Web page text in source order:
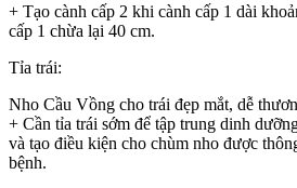
+ Tạo cành cấp 2 khi cành cấp 1 dài
cấp 1 chừa lại 40 cm.
Tỉa trái:
Nho Cầu Vồng cho trái đẹp mắt, dễ
+ Cần tỉa trái sớm để tập trung dinh
và tạo điều kiện cho chùm nho được
bệnh.